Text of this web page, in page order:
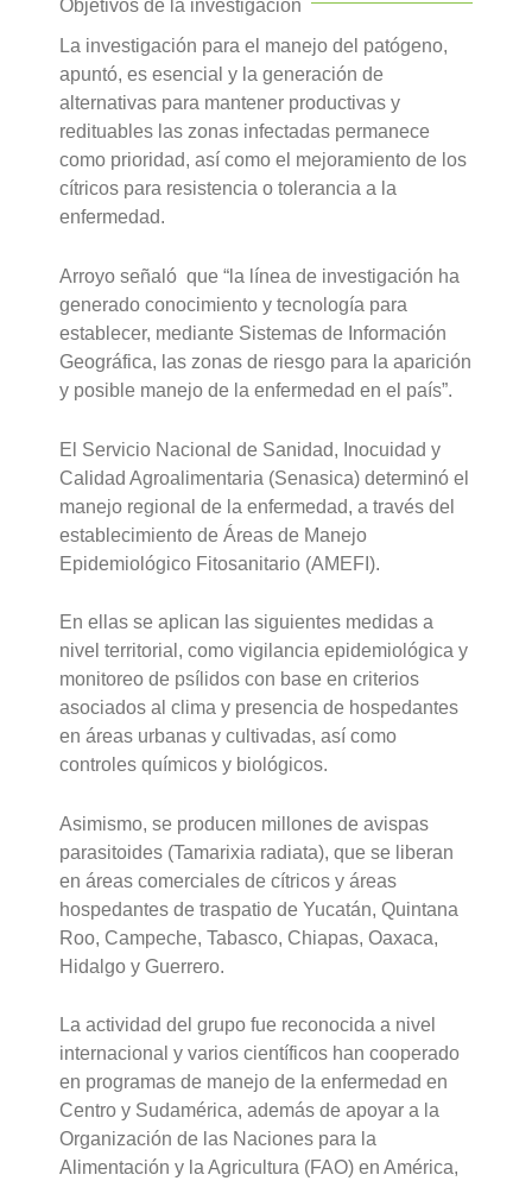
Objetivos de la investigación
La investigación para el manejo del patógeno,
apuntó, es esencial y la generación de
alternativas para mantener productivas y
redituables las zonas infectadas permanece
como prioridad, así como el mejoramiento de los
cítricos para resistencia o tolerancia a la
enfermedad.
Arroyo señaló que “la línea de investigación ha
generado conocimiento y tecnología para
establecer, mediante Sistemas de Información
Geográfica, las zonas de riesgo para la aparición
y posible manejo de la enfermedad en el país”.
El Servicio Nacional de Sanidad, Inocuidad y
Calidad Agroalimentaria (Senasica) determinó el
manejo regional de la enfermedad, a través del
establecimiento de Áreas de Manejo
Epidemiológico Fitosanitario (AMEFI).
En ellas se aplican las siguientes medidas a
nivel territorial, como vigilancia epidemiológica y
monitoreo de psílidos con base en criterios
asociados al clima y presencia de hospedantes
en áreas urbanas y cultivadas, así como
controles químicos y biológicos.
Asimismo, se producen millones de avispas
parasitoides (Tamarixia radiata), que se liberan
en áreas comerciales de cítricos y áreas
hospedantes de traspatio de Yucatán, Quintana
Roo, Campeche, Tabasco, Chiapas, Oaxaca,
Hidalgo y Guerrero.
La actividad del grupo fue reconocida a nivel
internacional y varios científicos han cooperado
en programas de manejo de la enfermedad en
Centro y Sudamérica, además de apoyar a la
Organización de las Naciones para la
Alimentación y la Agricultura (FAO) en América,